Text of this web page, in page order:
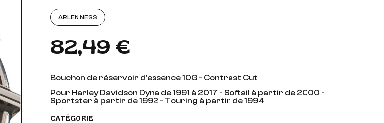
ARLEN NESS
82,49 €
Bouchon de réservoir d'essence 10G - Contrast Cut
Pour Harley Davidson Dyna de 1991 à 2017 - Softail à partir de 2000 -
Sportster à partir de 1992 - Touring à partir de 1994
CATÉGORIE